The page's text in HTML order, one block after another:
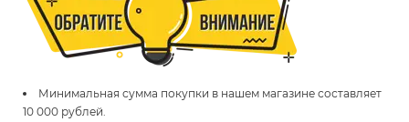
Минимальная сумма покупки в нашем магазине составляет
10 000 рублей.